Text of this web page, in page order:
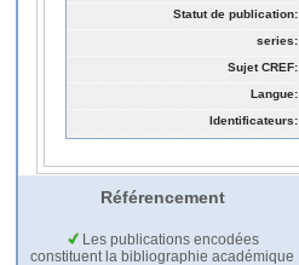
Statut de publication:
series:
Sujet CREF:
Langue:
Identificateurs:
Référencement
Les publications encodées
constituent la bibliographie académique